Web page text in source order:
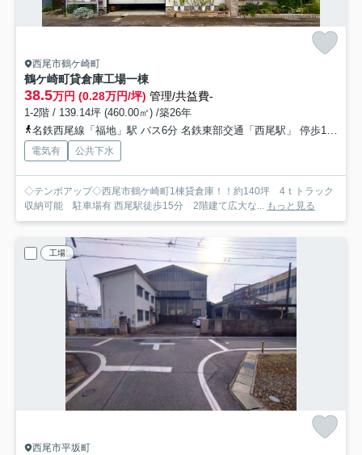
西尾市鶴ケ崎町
鶴ケ崎町貸倉庫工場一棟
38.5万円 (0.28万円/坪) 管理/共益費-
1-2階 / 139.14坪 (460.00㎡) /築26年
名鉄西尾線「福地」駅 バス6分 名鉄東部交通「西尾駅」 停歩15分
電気有 公共下水
◇テンポアップ◇西尾市鶴ケ崎町1棟貸倉庫！！約140坪 4ｔトラック
収納可能 駐車場有 西尾駅徒歩15分 2階建て広大な... もっと見る
工場
西尾市平坂町